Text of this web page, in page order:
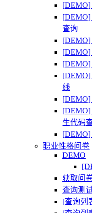
[DEMO]
查询
[DEMO]
[DEMO]
线
生代码
职业性格问卷
DEMO
获取问
查询测
[查询列